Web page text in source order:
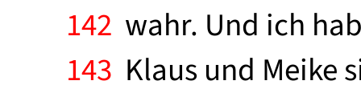
142 wahr. Und ich
143 Klaus und Meike